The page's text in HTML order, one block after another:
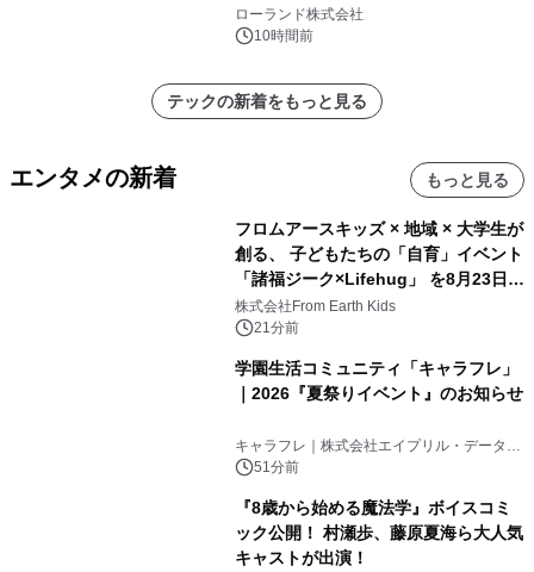
を展示しての 記念キャンペーンを開
催 英国ラジオ「NTS」の 特別プログ
アーティストを フィーチャーしたアニ
メーションを公開～
ローランド株式会社
10時間前
テックの新着をもっと見る
エンタメの新着 もっと見る
フロムアースキッズ × 地域 × 大学生が
創る、 子どもたちの「自育」イベント
「諸福ジーク×Lifehug」 を8月23日
(日)開催
株式会社From Earth Kids
21分前
学園生活コミュニティ「キャラフレ」
｜2026『夏祭りイベント』のお知らせ
キャラフレ｜株式会社エイプリル・データ・
デザインズ
51分前
『8歳から始める魔法学』ボイスコミ
ック公開！ 村瀬歩、藤原夏海ら大人気
キャストが出演！